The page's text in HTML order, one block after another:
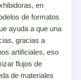
en
de formatos
ayuda a que una
gracias a
artificiales, eso
flujos de
de materiales